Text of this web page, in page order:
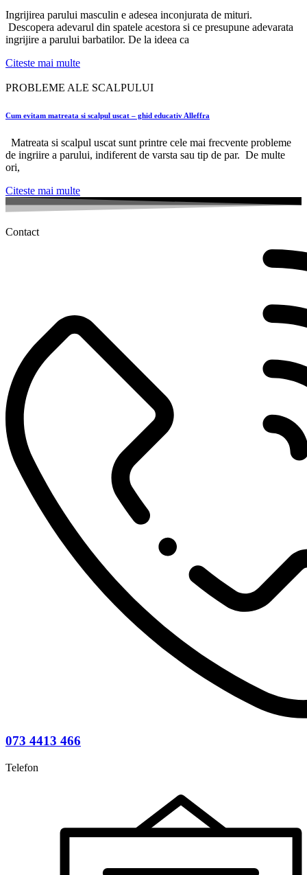
Ingrijirea parului masculin e adesea inconjurata de mituri.
Descopera adevarul din spatele acestora si ce presupune adevarata
ingrijire a parului barbatilor. De la ideea ca
Citeste mai multe
PROBLEME ALE SCALPULUI
Cum evitam matreata si scalpul uscat – ghid educativ Alleffra
Matreata si scalpul uscat sunt printre cele mai frecvente probleme
de ingriire a parului, indiferent de varsta sau tip de par. De multe
ori,
Citeste mai multe
Contact
073 4413 466
Telefon